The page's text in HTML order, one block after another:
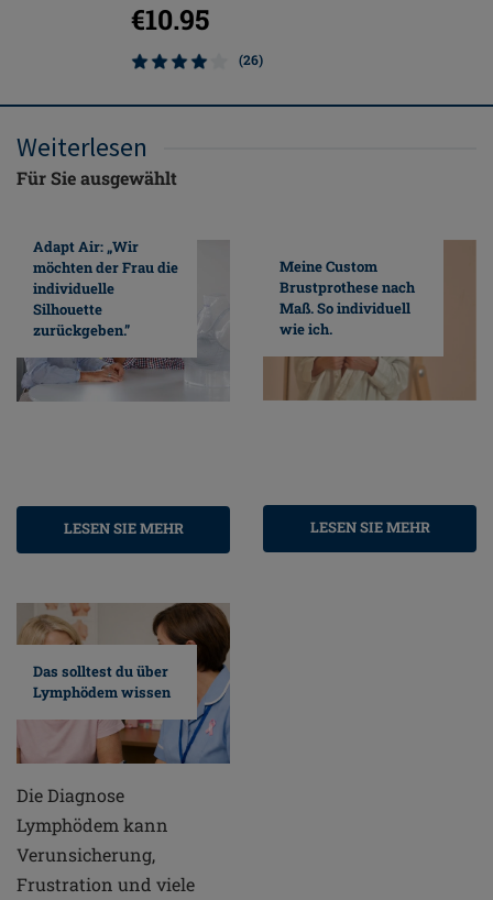
€10.95
(26)
Weiterlesen
Für Sie ausgewählt
Adapt Air: „Wir
möchten der Frau die
individuelle
Silhouette
zurückgeben.”
LESEN SIE MEHR
Meine Custom
Brustprothese nach
Maß. So individuell
wie ich.
LESEN SIE MEHR
Das solltest du über
Lymphödem wissen
Die Diagnose
Lymphödem kann
Verunsicherung,
Frustration und viele